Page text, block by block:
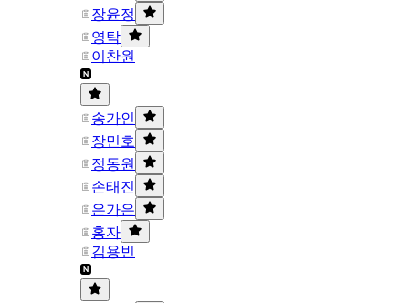
장윤정
영탁
이찬원
송가인
장민호
정동원
손태진
은가은
홍자
김용빈